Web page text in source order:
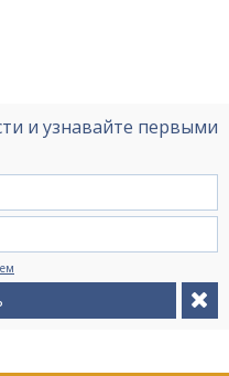
и узнавайте первыми